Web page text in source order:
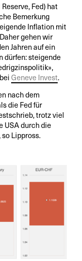
Fed) hat
Bemerkung
Inflation mit
gehen wir
Jahren auf ein
dürfen: steigende
Geneve Invest.
nach dem
die Fed für
trotz viel
USA durch die
Lippross.